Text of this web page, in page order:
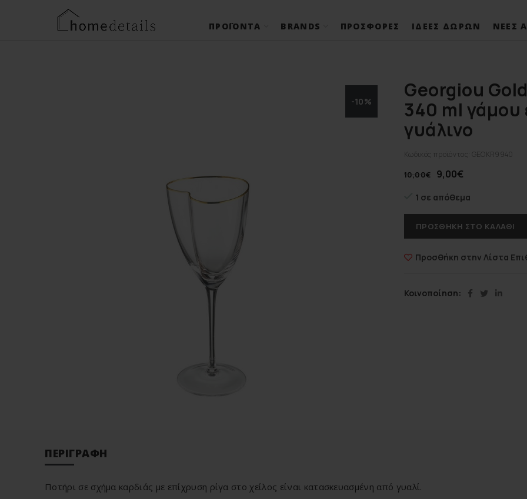
ΠΡΟΪΌΝΤΑ BRANDS ΠΡΟΣΦΟΡΈΣ ΙΔΈΕΣ ΔΏΡΩΝ ΝΈΕΣ
-10%
Georgiou
340 ml γάμου
γυάλινο
Κωδικός προϊόντος: GEOKR9940
10,00€ 9,00€
1 σε απόθεμα
ΠΡΟΣΘΉΚΗ ΣΤΟ ΚΑΛΆΘΙ
Προσθήκη στην Λίστα
Κοινοποίηση
ΠΕΡΙΓΡΑΦΉ
Ποτήρι σε σχήμα καρδιάς με επίχρυση ρίγα στο χείλος είναι κατασκευασμένη από γυαλί.